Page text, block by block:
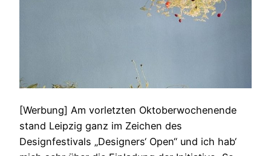
[Werbung] Am vorletzten Oktoberwochenende
stand Leipzig ganz im Zeichen des
Designfestivals „Designers‘ Open“ und ich hab‘